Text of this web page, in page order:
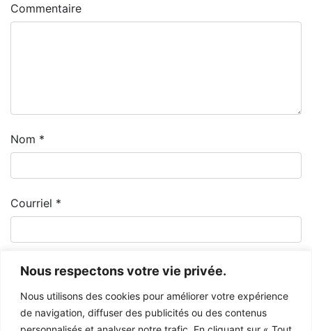
Nous respectons votre vie privée.
Nous utilisons des cookies pour améliorer votre expérience
de navigation, diffuser des publicités ou des contenus
Commentaire
Nom *
Courriel *